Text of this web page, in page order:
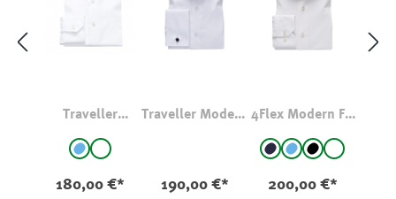
Traveller
Hemd MCR
Farbeauswählen
Hellblau
weiß
180,00 €*
Traveller Modern
190,00 €*
4Flex Modern Fit
Farbeauswählen
Dunkelblau
Hellblau
schwarz
weiß
200,00 €*